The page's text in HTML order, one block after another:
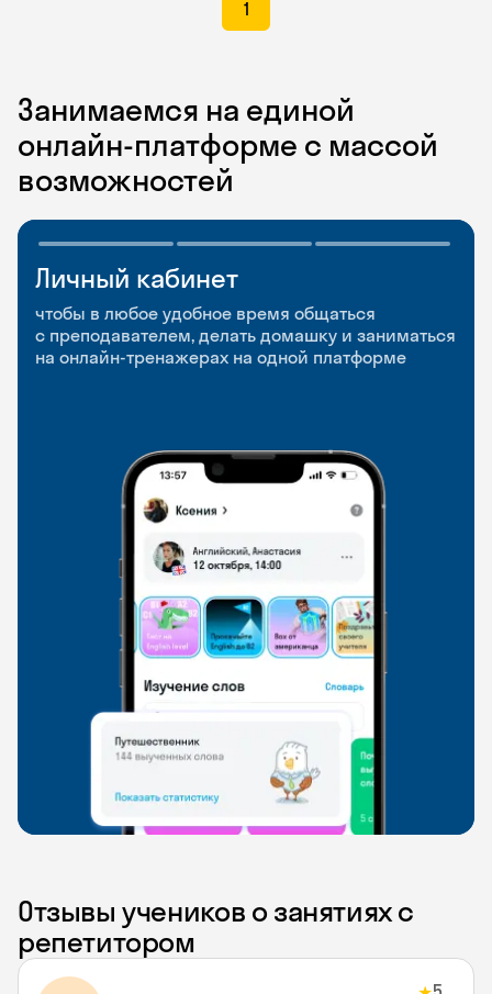
1
Занимаемся на единой
онлайн-платформе с массой
возможностей
Личный кабинет
чтобы в любое удобное время общаться
с преподавателем, делать домашку и заниматься
на онлайн-тренажерах на одной платформе
Мобильное
приложение
чтобы заниматься и изучать новые слова где
и когда удобно
Разговорные клубы
и Talks
Групповые занятия для разговорной практики
и индивидуальные встречи с преподавателями
Отзывы учеников о занятиях с
репетитором